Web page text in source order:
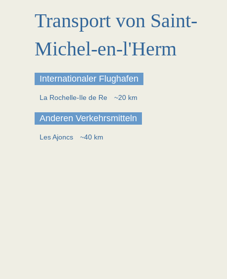
Transport von Saint-
Michel-en-l'Herm
Internationaler Flughafen
La Rochelle-Ile de Re ~20 km
Anderen Verkehrsmitteln
Les Ajoncs ~40 km